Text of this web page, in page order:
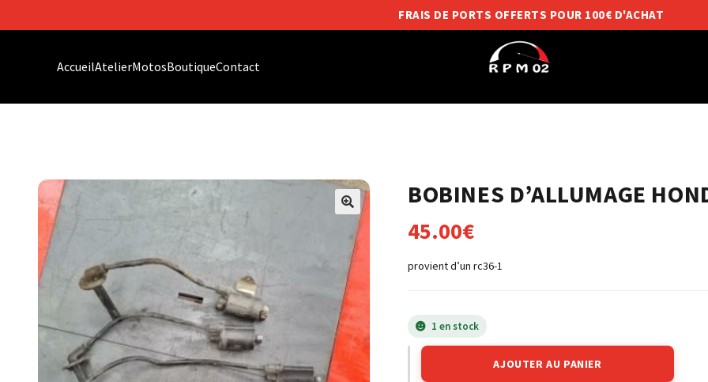
FRAIS DE PORTS OFFERTS POUR 100€ D'ACHAT
AccueilAtelierMotosBoutiqueContact
BOBINES D’ALLUMAGE
45.00€
provient d’un rc36-1
1 en stock
AJOUTER AU PANIER